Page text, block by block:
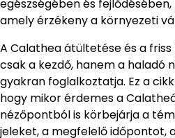
egészségében és
amely érzékeny a környezeti
A Calathea átültetése és a
csak a kezdő, hanem a haladó
gyakran foglalkoztatja. Ez a
hogy mikor érdemes a
nézőpontból is körbejárja a
jeleket, a megfelelő időpontot,